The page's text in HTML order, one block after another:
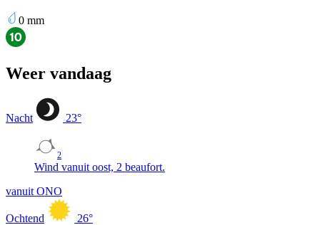
0 mm
Weer vandaag
Nacht 23°
2
Wind vanuit oost, 2 beaufort.
vanuit ONO
Ochtend 26°